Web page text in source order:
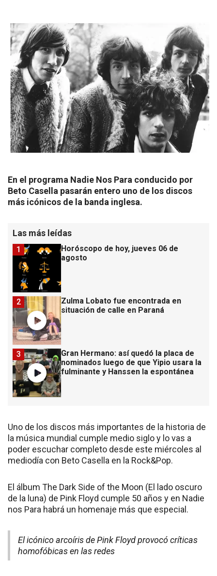
En el programa Nadie Nos Para conducido por
Beto Casella pasarán entero uno de los discos
más icónicos de la banda inglesa.
Las más leídas
Horóscopo de hoy, jueves 06 de
agosto
1
Zulma Lobato fue encontrada en
situación de calle en Paraná
2
Gran Hermano: así quedó la placa de
nominados luego de que Yipio usara la
fulminante y Hanssen la espontánea
3
Uno de los discos más importantes de la historia de
la música mundial cumple medio siglo y lo vas a
poder escuchar completo desde este miércoles al
mediodía con Beto Casella en la Rock&Pop.
El álbum The Dark Side of the Moon (El lado oscuro
de la luna) de Pink Floyd cumple 50 años y en Nadie
nos Para habrá un homenaje más que especial.
El icónico arcoíris de Pink Floyd provocó críticas
homofóbicas en las redes